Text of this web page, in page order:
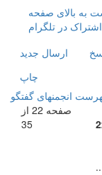
به بالای صفحه
اشتراک در تلگرام
ارسال جديد
چاپ
انجمنهای گفتگو
صفحه 22 از
35